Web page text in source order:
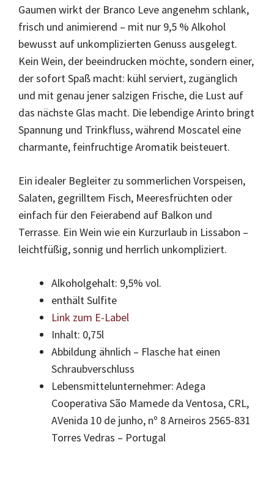
Gaumen wirkt der Branco Leve angenehm schlank,
frisch und animierend – mit nur 9,5 % Alkohol
bewusst auf unkomplizierten Genuss ausgelegt.
Kein Wein, der beeindrucken möchte, sondern einer,
der sofort Spaß macht: kühl serviert, zugänglich
und mit genau jener salzigen Frische, die Lust auf
das nächste Glas macht. Die lebendige Arinto bringt
Spannung und Trinkfluss, während Moscatel eine
charmante, feinfruchtige Aromatik beisteuert.
Ein idealer Begleiter zu sommerlichen Vorspeisen,
Salaten, gegrilltem Fisch, Meeresfrüchten oder
einfach für den Feierabend auf Balkon und
Terrasse. Ein Wein wie ein Kurzurlaub in Lissabon –
leichtfüßig, sonnig und herrlich unkompliziert.
Alkoholgehalt: 9,5% vol.
enthält Sulfite
Link zum E-Label
Inhalt: 0,75l
Abbildung ähnlich – Flasche hat einen
Schraubverschluss
Lebensmittelunternehmer: Adega
Cooperativa São Mamede da Ventosa, CRL,
AVenida 10 de junho, nº 8 Arneiros 2565-831
Torres Vedras – Portugal